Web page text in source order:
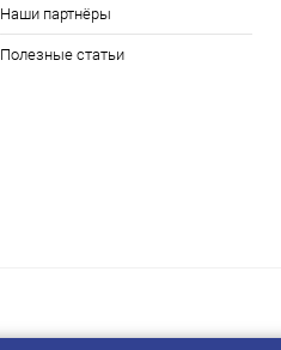
Наши партнёры
Полезные статьи